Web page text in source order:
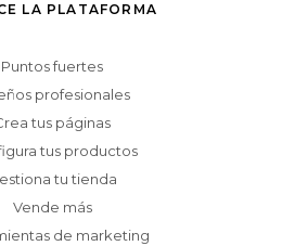
LA PLATAFORMA
Puntos fuertes
profesionales
tus páginas
tus productos
tu tienda
Vende más
de marketing